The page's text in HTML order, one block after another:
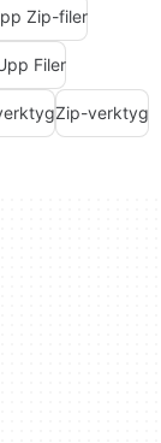
Zip-filer
Filer
Zip-verktyg